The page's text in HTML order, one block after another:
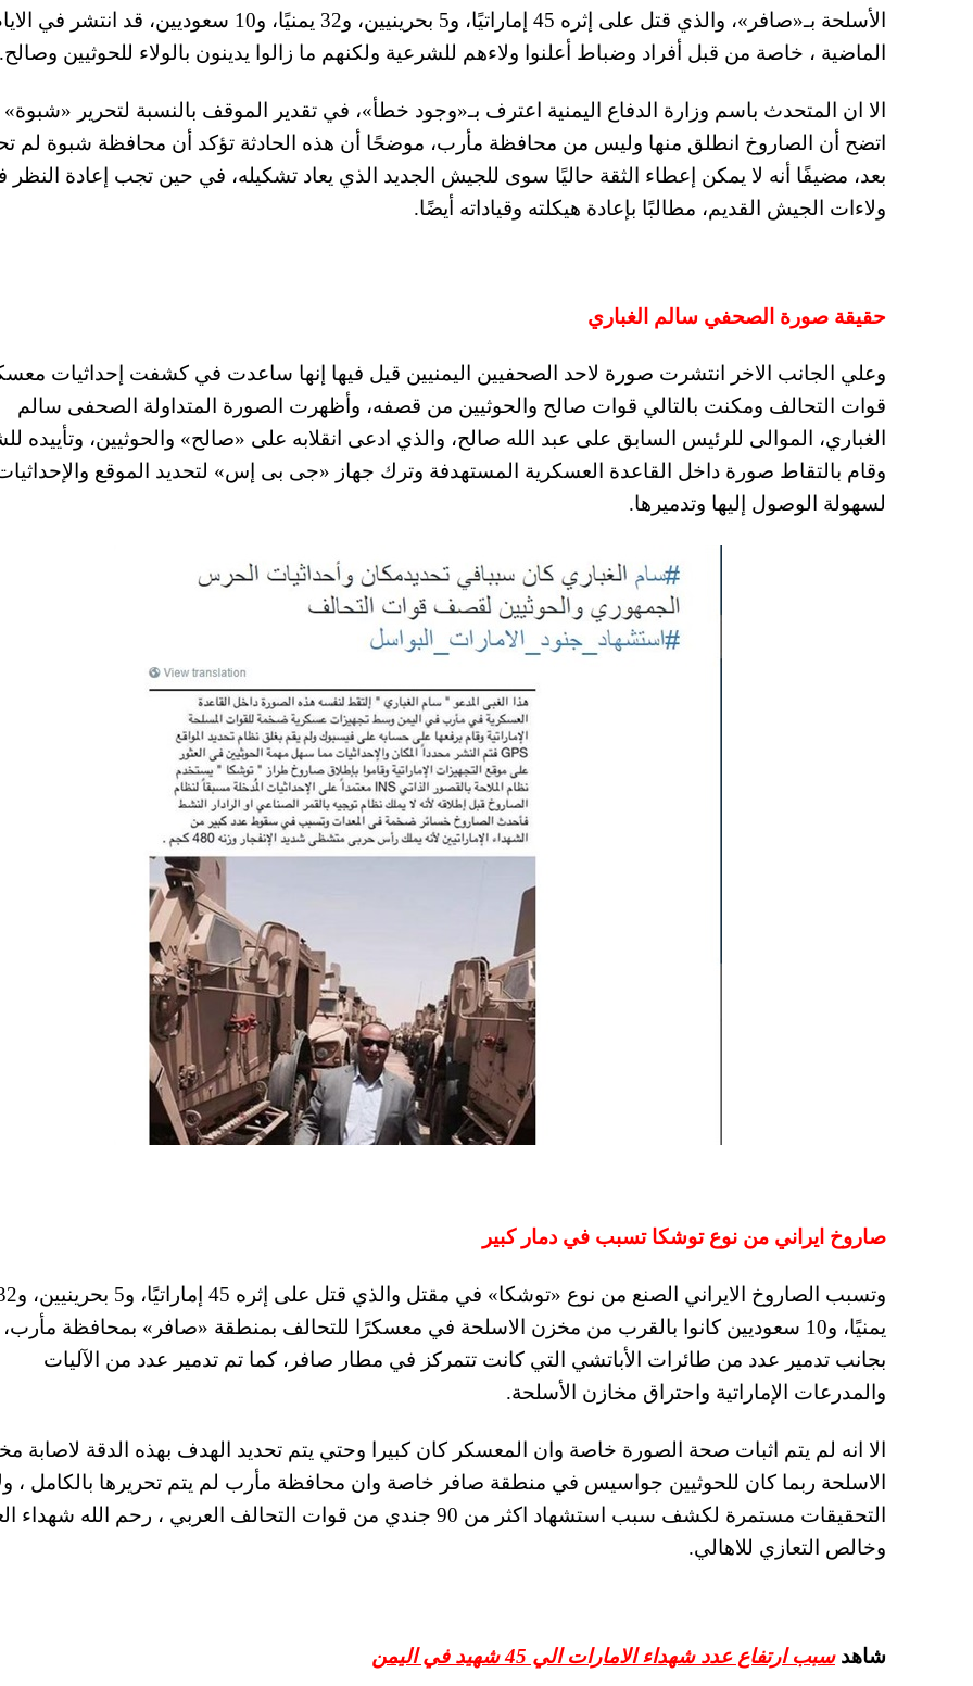
الأسلحة بـ«صافر»، والذي قتل على إثره 45 إماراتيًا، و5 بحرينيين، و32 يمنيًا، و10 سعوديين، قد انتشر في
الماضية ، خاصة من قبل أفراد وضباط أعلنوا ولاءهم للشرعية ولكنهم ما زالوا يدينون بالولاء للحوثيين وصالح.
الا ان المتحدث باسم وزارة الدفاع اليمنية اعترف بـ«وجود خطأ»، في تقدير الموقف بالنسبة لتحرير «شبوة»
اتضح أن الصاروخ انطلق منها وليس من محافظة مأرب، موضحًا أن هذه الحادثة تؤكد أن محافظة شبوة لم
بعد، مضيفًا أنه لا يمكن إعطاء الثقة حاليًا سوى للجيش الجديد الذي يعاد تشكيله، في حين تجب إعادة النظر
ولاءات الجيش القديم، مطالبًا بإعادة هيكلته وقياداته أيضًا.
حقيقة صورة الصحفي سالم الغباري
وعلي الجانب الاخر انتشرت صورة لاحد الصحفيين اليمنيين قيل فيها إنها ساعدت في كشفت إحداثيات
قوات التحالف ومكنت بالتالي قوات صالح والحوثيين من قصفه، وأظهرت الصورة المتداولة الصحفى سالم
الغباري، الموالى للرئيس السابق على عبد الله صالح، والذي ادعى انقلابه على «صالح» والحوثيين، وتأييده
وقام بالتقاط صورة داخل القاعدة العسكرية المستهدفة وترك جهاز «جى بى إس» لتحديد الموقع
لسهولة الوصول إليها وتدميرها.
صاروخ ايراني من نوع توشكا تسبب في دمار كبير
وتسبب الصاروخ الايراني الصنع من نوع «توشكا» في مقتل والذي قتل
يمنيًا، و10 سعوديين كانوا بالقرب من مخزن الاسلحة في معسكرًا للتحالف بمنطقة «صافر» بمحافظة مأرب،
بجانب تدمير عدد من طائرات الأباتشي التي كانت تتمركز في مطار صافر، كما تم تدمير عدد من الآليات
والمدرعات الإماراتية واحتراق مخازن الأسلحة.
الا انه لم يتم اثبات صحة الصورة خاصة وان المعسكر كان كبيرا وحتي يتم تحديد الهدف بهذه الدقة لاصابة
الاسلحة ربما كان للحوثيين جواسيس في منطقة صافر خاصة وان محافظة مأرب لم يتم تحريرها بالكامل ،
التحقيقات مستمرة لكشف سبب استشهاد اكثر من 90 جندي من قوات التحالف العربي ، رحم الله
وخالص التعازي للاهالي.
شاهد سبب ارتفاع عدد شهداء الامارات الي 45 شهيد في اليمن